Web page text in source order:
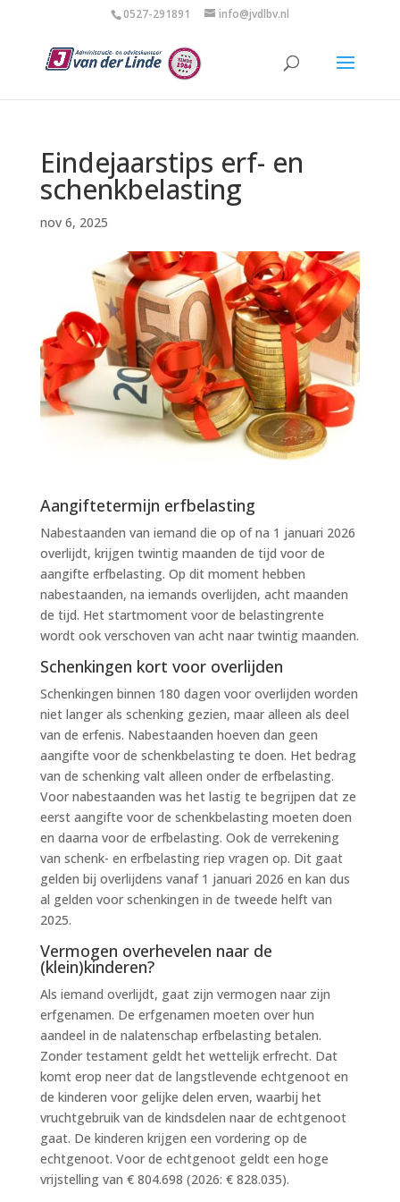
0527-291891 info@jvdlbv.nl
Eindejaarstips erf- en
schenkbelasting
nov 6, 2025
Aangiftetermijn erfbelasting
Nabestaanden van iemand die op of na 1 januari 2026
overlijdt, krijgen twintig maanden de tijd voor de
aangifte erfbelasting. Op dit moment hebben
nabestaanden, na iemands overlijden, acht maanden
de tijd. Het startmoment voor de belastingrente
wordt ook verschoven van acht naar twintig maanden.
Schenkingen kort voor overlijden
Schenkingen binnen 180 dagen voor overlijden worden
niet langer als schenking gezien, maar alleen als deel
van de erfenis. Nabestaanden hoeven dan geen
aangifte voor de schenkbelasting te doen. Het bedrag
van de schenking valt alleen onder de erfbelasting.
Voor nabestaanden was het lastig te begrijpen dat ze
eerst aangifte voor de schenkbelasting moeten doen
en daarna voor de erfbelasting. Ook de verrekening
van schenk- en erfbelasting riep vragen op. Dit gaat
gelden bij overlijdens vanaf 1 januari 2026 en kan dus
al gelden voor schenkingen in de tweede helft van
2025.
Vermogen overhevelen naar de
(klein)kinderen?
Als iemand overlijdt, gaat zijn vermogen naar zijn
erfgenamen. De erfgenamen moeten over hun
aandeel in de nalatenschap erfbelasting betalen.
Zonder testament geldt het wettelijk erfrecht. Dat
komt erop neer dat de langstlevende echtgenoot en
de kinderen voor gelijke delen erven, waarbij het
vruchtgebruik van de kindsdelen naar de echtgenoot
gaat. De kinderen krijgen een vordering op de
echtgenoot. Voor de echtgenoot geldt een hoge
vrijstelling van € 804.698 (2026: € 828.035).